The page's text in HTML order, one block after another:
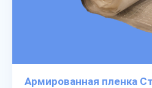
Армированная пленка